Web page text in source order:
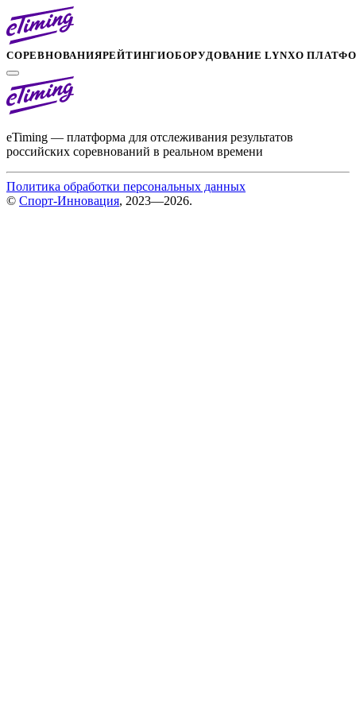
СОРЕВНОВАНИЯРЕЙТИНГИОБОРУДОВАНИЕ LYNXО
eTiming — платформа для отслеживания результатов
российских соревнований в реальном времени
Политика обработки персональных данных
© Спорт-Инновация, 2023—2026.